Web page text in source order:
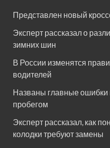
Представлен новый
Эксперт рассказал о
зимних шин
В России изменятся
водителей
Названы главные ошибки
пробегом
Эксперт рассказал, как
колодки требуют замены